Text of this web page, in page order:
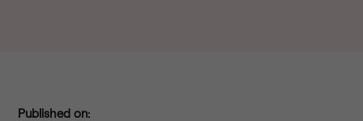
Published on: